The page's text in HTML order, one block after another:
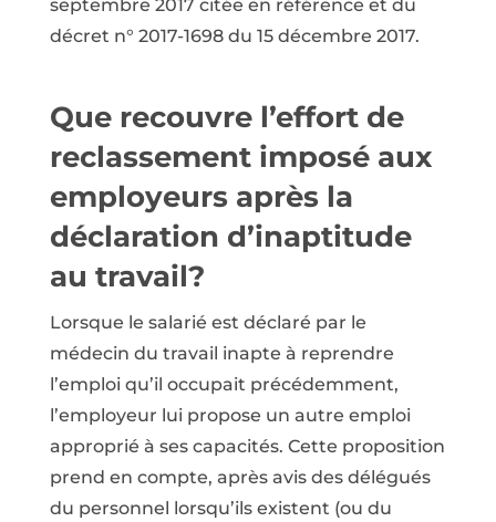
septembre 2017 citée en référence et du
décret n° 2017-1698 du 15 décembre 2017.
Que recouvre l’effort de
reclassement imposé aux
employeurs après la
déclaration d’inaptitude
au travail?
Lorsque le salarié est déclaré par le
médecin du travail inapte à reprendre
l’emploi qu’il occupait précédemment,
l’employeur lui propose un autre emploi
approprié à ses capacités. Cette proposition
prend en compte, après avis des délégués
du personnel lorsqu’ils existent (ou du